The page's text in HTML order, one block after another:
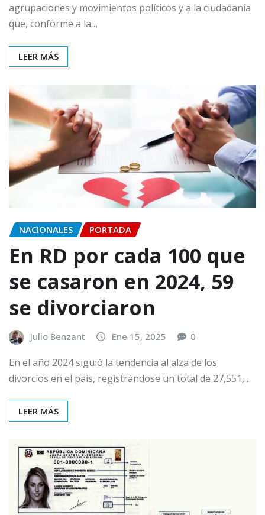
agrupaciones y movimientos políticos y a la ciudadanía
que, conforme a la…
LEER MÁS
NACIONALES PORTADA
En RD por cada 100 que
se casaron en 2024, 59
se divorciaron
Julio Benzant Ene 15, 2025 0
En el año 2024 siguió la tendencia al alza de los
divorcios en el país, registrándose un total de 27,551,…
LEER MÁS